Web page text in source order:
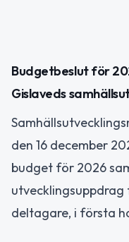
Budgetbeslut för
Gislaveds
den 16 december
budget för 2026
deltagare, i första